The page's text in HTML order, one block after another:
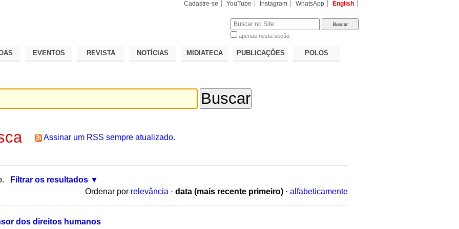
Cadastre-se YouTube Instagram WhatsApp English
apenas nesta seção
EVENTOS REVISTA NOTÍCIAS MIDIATECA PUBLICAÇÕES POLOS
Assinar um RSS sempre atualizado.
Filtrar os resultados
Ordenar por relevância · data (mais recente primeiro) · alfabeticamente
dos direitos humanos